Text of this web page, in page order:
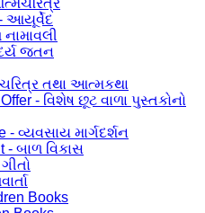
આયૂર્વેદ
જતન
તથા આત્મકથા
- વિશેષ છૂટ વાળા પુસ્તકોનો
- વ્યવસાય માર્ગદર્શન
- બાળ વિકાસ
Books